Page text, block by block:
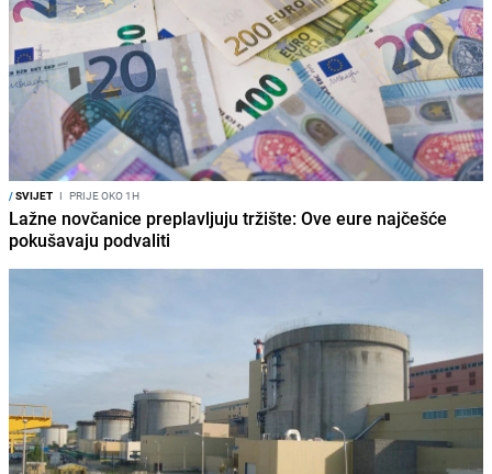
/SVIJET I PRIJE OKO 1H
Lažne novčanice preplavljuju tržište: Ove eure najčešće
pokušavaju podvaliti